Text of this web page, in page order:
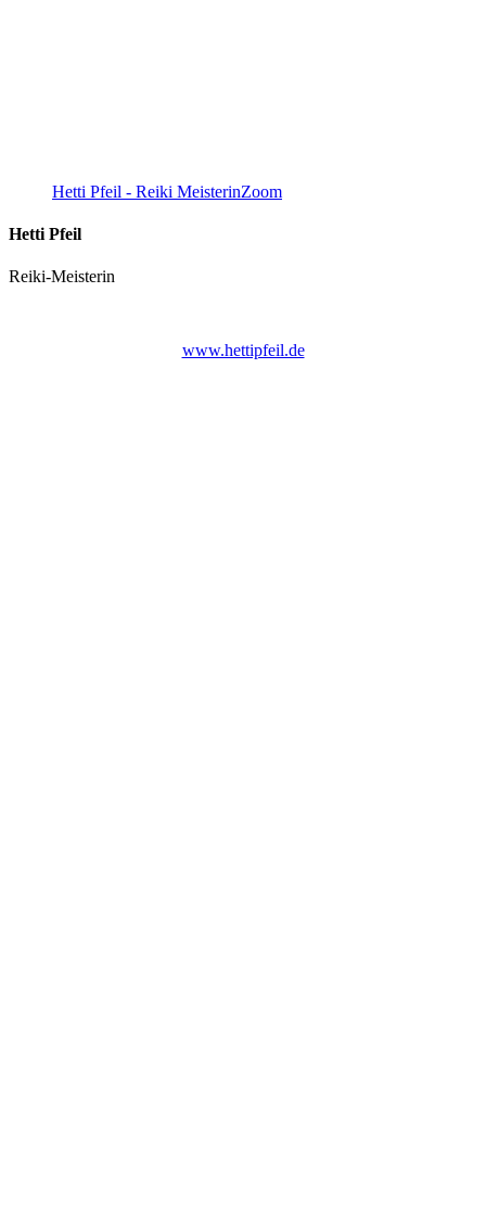
Hetti Pfeil - Reiki MeisterinZoom
Hetti Pfeil
Reiki-Meisterin
www.hettipfeil.de